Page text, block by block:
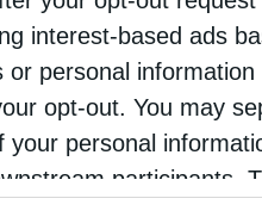
interest-based ads
or personal information
opt-out. You may
personal
participants.